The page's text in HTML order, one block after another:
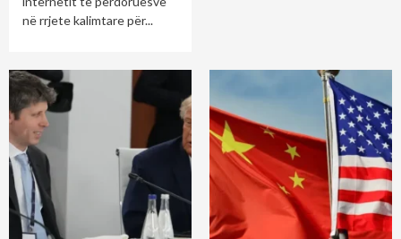
në rrjete kalimtare për...